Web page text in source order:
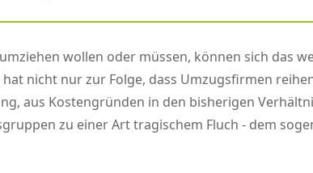
wollen oder müssen, können sich das
nicht nur zur Folge, dass Umzugsfirmen
aus Kostengründen in den bisherigen
zu einer Art tragischem Fluch - dem